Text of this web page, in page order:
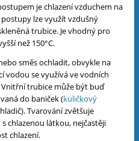
je chlazení vzduchem na
lze využít vzdušný
trubice. Je vhodný pro
než 150°C.
směs ochladit, obvykle na
vodou se využívá ve vodních
Vnitřní trubice může být buď
do baniček (kuličkový
Tvarování zvětšuje
chlazenou látkou, nejčastěji
chlazení.